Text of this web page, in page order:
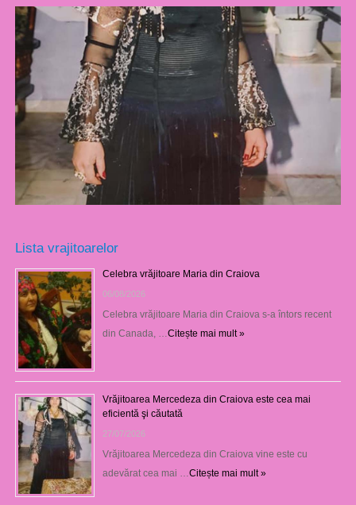
Lista vrajitoarelor
Celebra vrăjitoare Maria din Craiova
06/08/2026
Celebra vrăjitoare Maria din Craiova s-a întors recent
din Canada, …Citește mai mult »
Vrăjitoarea Mercedeza din Craiova este cea mai
eficientă şi căutată
27/07/2026
Vrăjitoarea Mercedeza din Craiova vine este cu
adevărat cea mai …Citește mai mult »